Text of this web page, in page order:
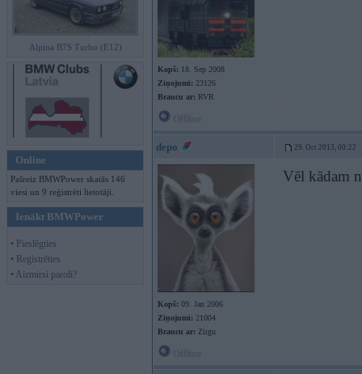
Alpina B7S Turbo (E12)
Online
Pašreiz BMWPower skatās 146
viesi un 9 reģistrēti lietotāji.
Ienākt BMWPower
• Pieslēgties
• Reģistrēties
• Aizmirsi paroli?
Kopš: 18. Sep 2008
Ziņojumi: 23126
Braucu ar: RVR
depo 29. Oct 2013, 00:22
Kopš: 09. Jan 2006
Ziņojumi: 21004
Braucu ar: Zirgu
Vēl kādam